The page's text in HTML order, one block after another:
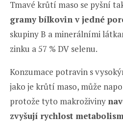
Tmavé krůtí maso se pyšní
gramy bílkovin v jedné
skupiny B a minerálními
zinku a 57 % DV selenu.
Konzumace potravin s
jako je krůtí maso, může
protože tyto makroživiny
zvyšují rychlost